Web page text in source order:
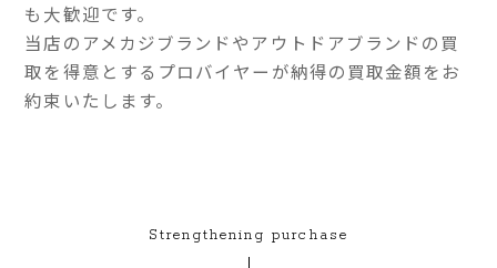
も大歓迎です。
当店のアメカジブランドやアウトドアブランドの買
取を得意とするプロバイヤーが納得の買取金額をお
約束いたします。
Strengthening purchase